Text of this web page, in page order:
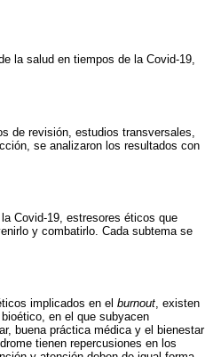
la salud en tiempos de la Covid-19,
de revisión, estudios transversales,
se analizaron los resultados con
Covid-19, estresores éticos que
y combatirlo. Cada subtema se
implicados en el burnout, existen
en el que subyacen
buena práctica médica y el bienestar
tienen repercusiones en los